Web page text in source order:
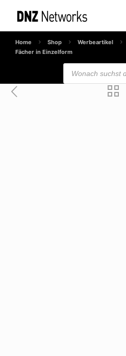
Home Shop Werbeartikel
Fächer in Einzelform
Products
search